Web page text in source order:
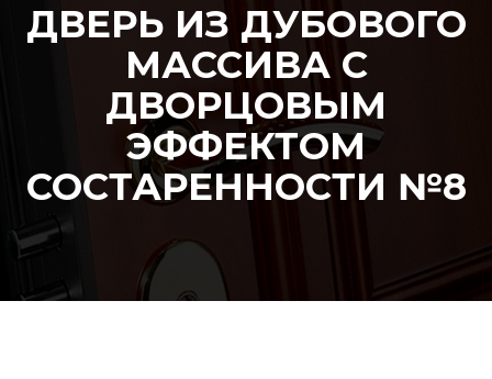
ДВЕРЬ ИЗ ДУБОВОГО
МАССИВА С
ДВОРЦОВЫМ
ЭФФЕКТОМ
СОСТАРЕННОСТИ №8